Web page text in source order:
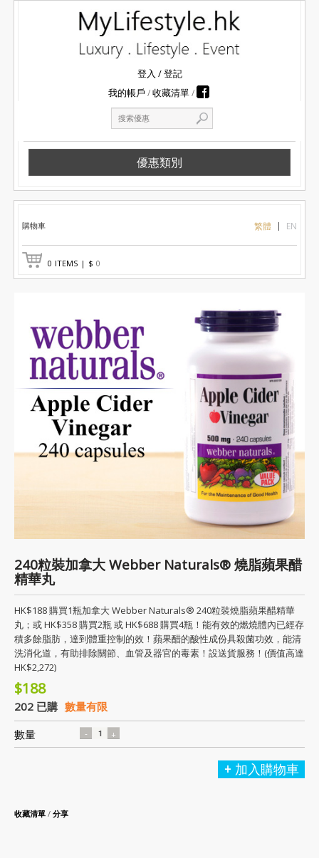
登入 /登記
我的帳戶
收藏清單
優惠類別
購物車 繁體 EN
0 ITEMS | $ 0
240粒裝加拿大 Webber Naturals® 燒脂蘋果醋
精華丸
HK$188 購買1瓶加拿大 Webber Naturals® 240粒裝燒脂蘋果醋精華
丸；或 HK$358 購買2瓶 或 HK$688 購買4瓶！能有效的燃燒體內已經存
積多餘脂肪，達到體重控制的效！蘋果醋的酸性成份具殺菌功效，能清
洗消化道，有助排除關節、血管及器官的毒素！設送貨服務！(價值高達
HK$2,272)
$188
202 已購 數量有限
數量
加入購物車
收藏清單 / 分享